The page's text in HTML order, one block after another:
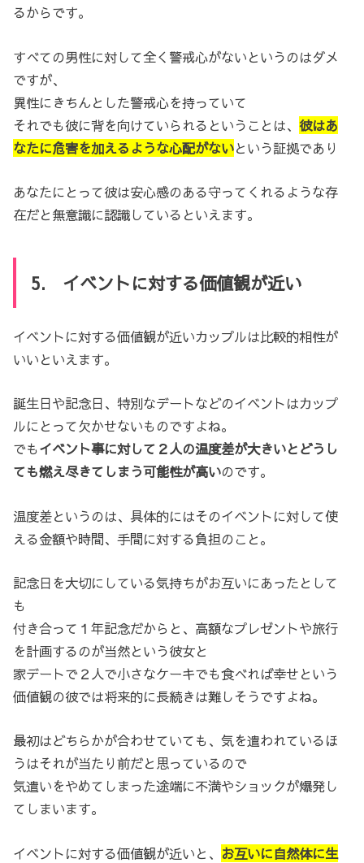
るからです。
すべての男性に対して全く警戒心がないというのはダメ
ですが、
異性にきちんとした警戒心を持っていて
それでも彼に背を向けていられるということは、彼はあ
なたに危害を加えるような心配がないという証拠であり
あなたにとって彼は安心感のある守ってくれるような存
在だと無意識に認識しているといえます。
5. イベントに対する価値観が近い
イベントに対する価値観が近いカップルは比較的相性が
いいといえます。
誕生日や記念日、特別なデートなどのイベントはカップ
ルにとって欠かせないものですよね。
でもイベント事に対して２人の温度差が大きいとどうし
ても燃え尽きてしまう可能性が高いのです。
温度差というのは、具体的にはそのイベントに対して使
える金額や時間、手間に対する負担のこと。
記念日を大切にしている気持ちがお互いにあったとして
も
付き合って１年記念だからと、高額なプレゼントや旅行
を計画するのが当然という彼女と
家デートで２人で小さなケーキでも食べれば幸せという
価値観の彼では将来的に長続きは難しそうですよね。
最初はどちらかが合わせていても、気を遣われているほ
うはそれが当たり前だと思っているので
気遣いをやめてしまった途端に不満やショックが爆発し
てしまいます。
イベントに対する価値観が近いと、 お互いに自然体に生